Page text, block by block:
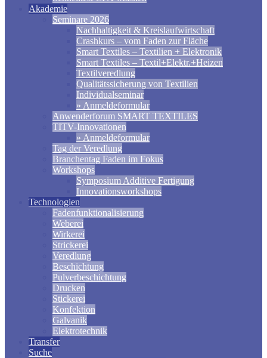
Akademie
Seminare 2026
Nachhaltigkeit & Kreislaufwirtschaft
Crashkurs – vom Faden zur Fläche
Smart Textiles – Textilien + Elektronik
Smart Textiles – Textil+Elektr.+Heizen
Textilveredlung
Qualitätssicherung von Textilien
Individualseminar
» Anmeldeformular
Anwenderforum SMART TEXTILES
TITV-Innovationen
» Anmeldeformular
Tag der Veredlung
Branchentag Faden im Fokus
Workshops
Symposium Additive Fertigung
Innovationsworkshops
Technologien
Fadenfunktionalisierung
Weberei
Wirkerei
Strickerei
Veredlung
Beschichtung
Pulverbeschichtung
Drucken
Stickerei
Konfektion
Galvanik
Elektrotechnik
Transfer
Suche